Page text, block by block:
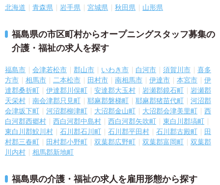
北海道 青森県 岩手県 宮城県 秋田県 山形県
福島県の市区町村からオープニングスタッフ募集の
介護・福祉の求人を探す
福島市 会津若松市 郡山市 いわき市 白河市 須賀川市
喜多
方市
相馬市 二本松市 田村市 南相馬市 伊達市 本宮市
伊
達郡桑折町
伊達郡川俣町 安達郡大玉村 岩瀬郡鏡石町
岩瀬郡
天栄村
南会津郡只見町 耶麻郡磐梯町 耶麻郡猪苗代町
河沼郡
会津坂下町
河沼郡柳津町 大沼郡金山町 大沼郡会津美里町
西
白河郡西郷村
西白河郡中島村 西白河郡矢吹町
東白川郡塙町
東白川郡鮫川村
石川郡石川町 石川郡平田村 石川郡古殿町
田
村郡三春町
田村郡小野町 双葉郡広野町 双葉郡富岡町
双葉郡
川内村
相馬郡新地町
福島県の介護・福祉の求人を雇用形態から探す